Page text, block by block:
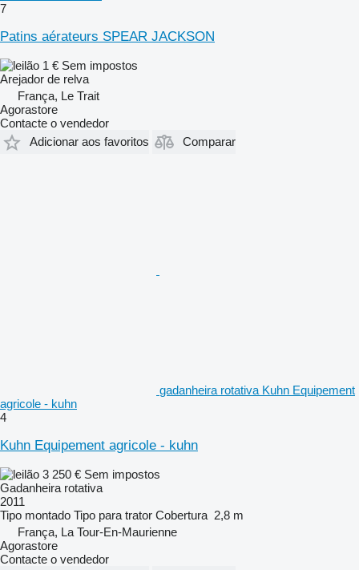
7
Patins aérateurs SPEAR JACKSON
1 € Sem impostos
Arejador de relva
França, Le Trait
Agorastore
Contacte o vendedor
Adicionar aos favoritos
Comparar
gadanheira rotativa Kuhn Equipement
agricole - kuhn
4
Kuhn Equipement agricole - kuhn
3 250 € Sem impostos
Gadanheira rotativa
2011
Tipo montado Tipo para trator Cobertura 2,8 m
França, La Tour-En-Maurienne
Agorastore
Contacte o vendedor